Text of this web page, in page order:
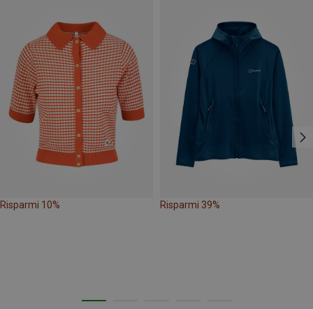
Risparmi 10% Risparmi 39%